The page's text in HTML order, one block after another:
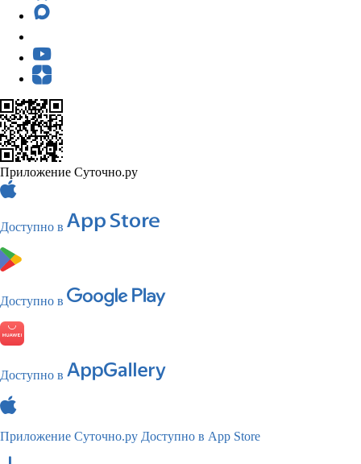
Приложение Суточно.ру
Доступно в
Доступно в
Доступно в
Приложение Суточно.ру Доступно в App Store